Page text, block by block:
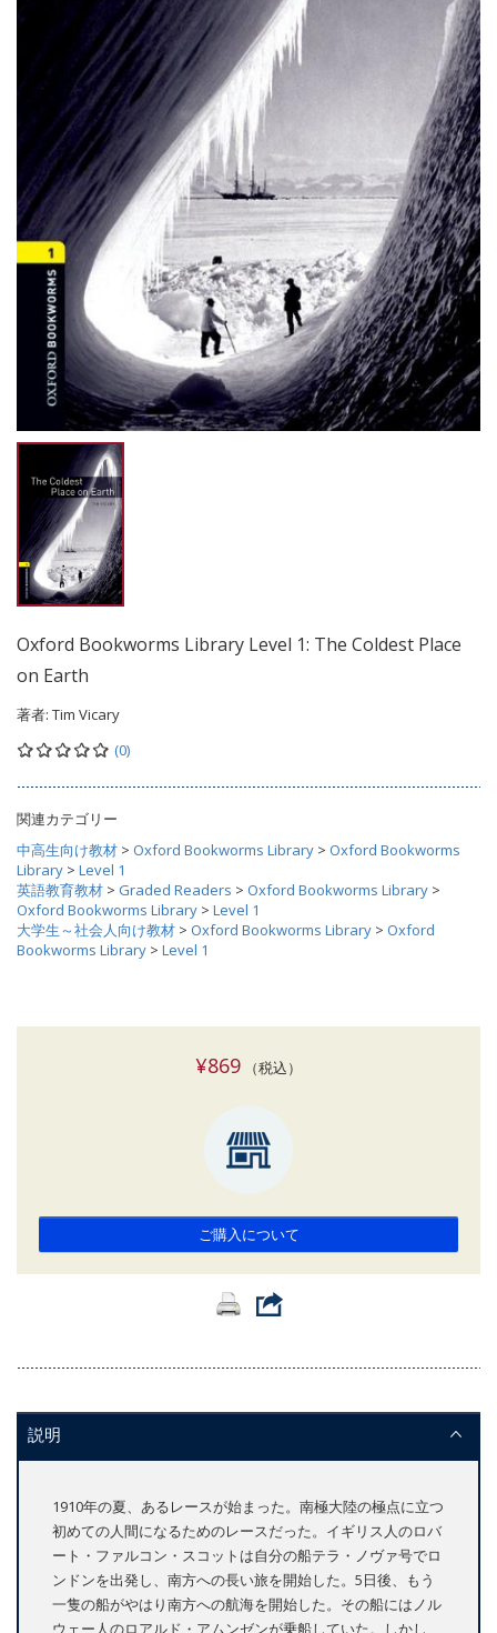
Oxford Bookworms Library Level 1: The Coldest Place
on Earth
著者: Tim Vicary
(0)
関連カテゴリー
中高生向け教材 > Oxford Bookworms Library > Oxford Bookworms
Library > Level 1
英語教育教材 > Graded Readers > Oxford Bookworms Library >
Oxford Bookworms Library > Level 1
大学生～社会人向け教材 > Oxford Bookworms Library > Oxford
Bookworms Library > Level 1
¥869 （税込）
ご購入について
説明
1910年の夏、あるレースが始まった。南極大陸の極点に立つ
初めての人間になるためのレースだった。イギリス人のロバ
ート・ファルコン・スコットは自分の船テラ・ノヴァ号でロ
ンドンを出発し、南方への長い旅を開始した。5日後、もう
一隻の船がやはり南方への航海を開始した。その船にはノル
ウェー人のロアルド・アムンゼンが乗船していた。しかし、